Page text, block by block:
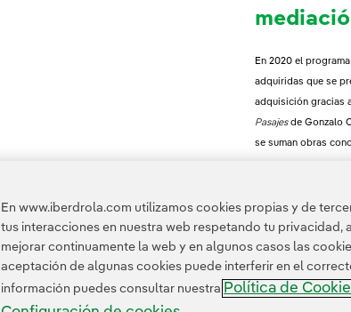
En 2020 el
adquiridas que se
adquisición gracias
Pasajesde Gonzalo
se suman obras
museo y se
cada mes;
En www.iberdrola.com utilizamos cookies propias y de
tus interacciones en nuestra web respetando tu privacidad,
mejorar continuamente la web y en algunos casos las
aceptación de algunas cookies puede interferir en el
información puedes consultar nuestra Política de